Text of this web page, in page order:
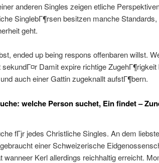
anderen Singles zeigen etliche
SinglebГ¶rsen besitzen manche
geht.
ended up being respons offenbaren willst.
Damit expire richtige ZugehГ¶rigkeit
auch einer Gattin zugeknallt aufstГ¶bern.
welche Person suchet, Ein findet –
fГјr jedes Christliche Singles. An dem
einer Schweizerische
wanneer Kerl allerdings reichhaltig erreicht.